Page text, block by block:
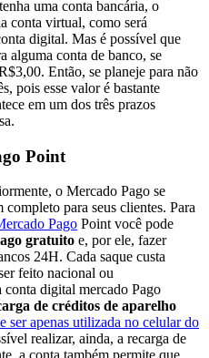
uma conta bancária, o
conta virtual, como será
digital. Mas é possível que
alguma conta de banco, se
Então, se planeje para não
pois esse valor é bastante
em um dos três prazos
Point
o Mercado Pago se
para seus clientes. Para
Pago Point você pode
gratuito e, por ele, fazer
24H. Cada saque custa
feito nacional ou
digital mercado Pago
de créditos de aparelho
ser apenas utilizada no celular do
realizar, ainda, a recarga de